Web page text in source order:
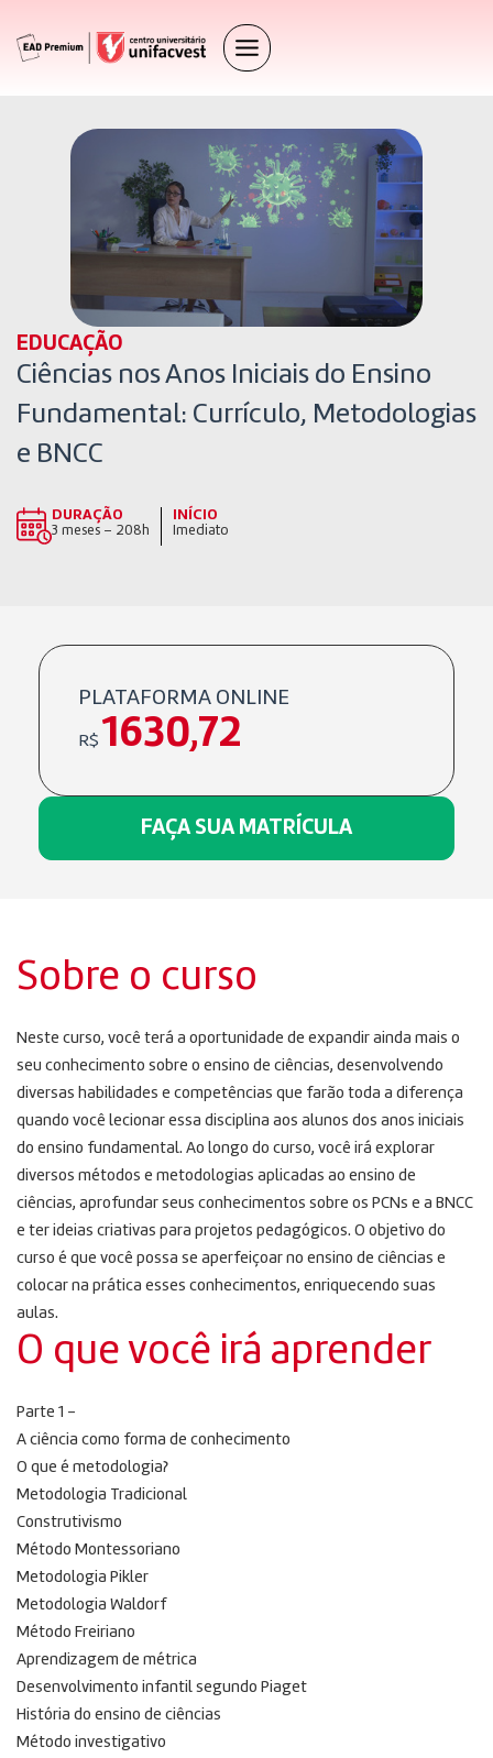
EDUCAÇÃO
Ciências nos Anos Iniciais do Ensino
Fundamental: Currículo, Metodologias
e BNCC
DURAÇÃO
3 meses – 208h
INÍCIO
Imediato
Sobre o curso
Neste curso, você terá a oportunidade de expandir ainda mais o
seu conhecimento sobre o ensino de ciências, desenvolvendo
diversas habilidades e competências que farão toda a diferença
quando você lecionar essa disciplina aos alunos dos anos iniciais
do ensino fundamental. Ao longo do curso, você irá explorar
diversos métodos e metodologias aplicadas ao ensino de
ciências, aprofundar seus conhecimentos sobre os PCNs e a BNCC
e ter ideias criativas para projetos pedagógicos. O objetivo do
curso é que você possa se aperfeiçoar no ensino de ciências e
colocar na prática esses conhecimentos, enriquecendo suas
aulas.
O que você irá aprender
Parte 1 –
A ciência como forma de conhecimento
O que é metodologia?
Metodologia Tradicional
Construtivismo
Método Montessoriano
Metodologia Pikler
Metodologia Waldorf
Método Freiriano
Aprendizagem de métrica
Desenvolvimento infantil segundo Piaget
História do ensino de ciências
Método investigativo
PLATAFORMA ONLINE
R$ 1630,72
FAÇA SUA MATRÍCULA